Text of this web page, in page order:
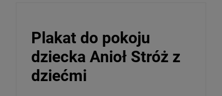
Plakat do pokoju
dziecka Anioł Stróż z
dziećmi